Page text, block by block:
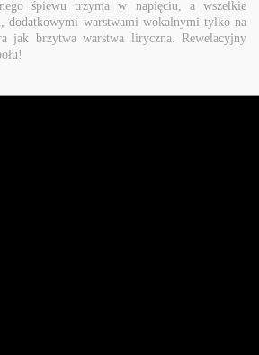
śpiewu trzyma w napięciu, a wszelkie
dodatkowymi warstwami wokalnymi tylko na
jak brzytwa warstwa liryczna. Rewelacyjny